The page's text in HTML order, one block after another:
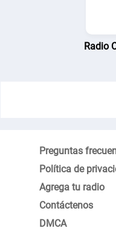
Radio
Preguntas
Política de
Agrega tu radio
Contáctenos
DMCA